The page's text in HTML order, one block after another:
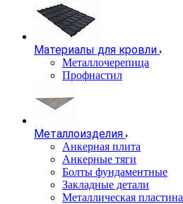
Материалы для кровли
Металлочерепица
Профнастил
Металлоизделия
Анкерная плита
Анкерные тяги
Болты фундаментные
Закладные детали
Металлическая пластина